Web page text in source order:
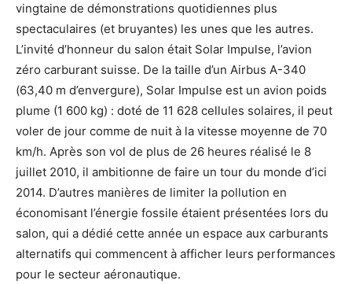
vingtaine de démonstrations quotidiennes plus
spectaculaires (et bruyantes) les unes que les autres.
L’invité d’honneur du salon était Solar Impulse, l’avion
zéro carburant suisse. De la taille d’un Airbus A-340
(63,40 m d’envergure), Solar Impulse est un avion poids
plume (1 600 kg) : doté de 11 628 cellules solaires, il peut
voler de jour comme de nuit à la vitesse moyenne de 70
km/h. Après son vol de plus de 26 heures réalisé le 8
juillet 2010, il ambitionne de faire un tour du monde d’ici
2014. D’autres manières de limiter la pollution en
économisant l’énergie fossile étaient présentées lors du
salon, qui a dédié cette année un espace aux carburants
alternatifs qui commencent à afficher leurs performances
pour le secteur aéronautique.